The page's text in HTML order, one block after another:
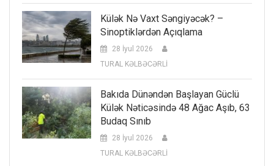
Külək Nə Vaxt Səngiyəcək? –
Sinoptiklərdən Açıqlama
28 İyul 2026
TURAL KƏLBƏCƏRLİ
Bakıda Dünəndən Başlayan Güclü
Külək Nəticəsində 48 Ağac Aşıb, 63
Budaq Sınıb
28 İyul 2026
TURAL KƏLBƏCƏRLİ